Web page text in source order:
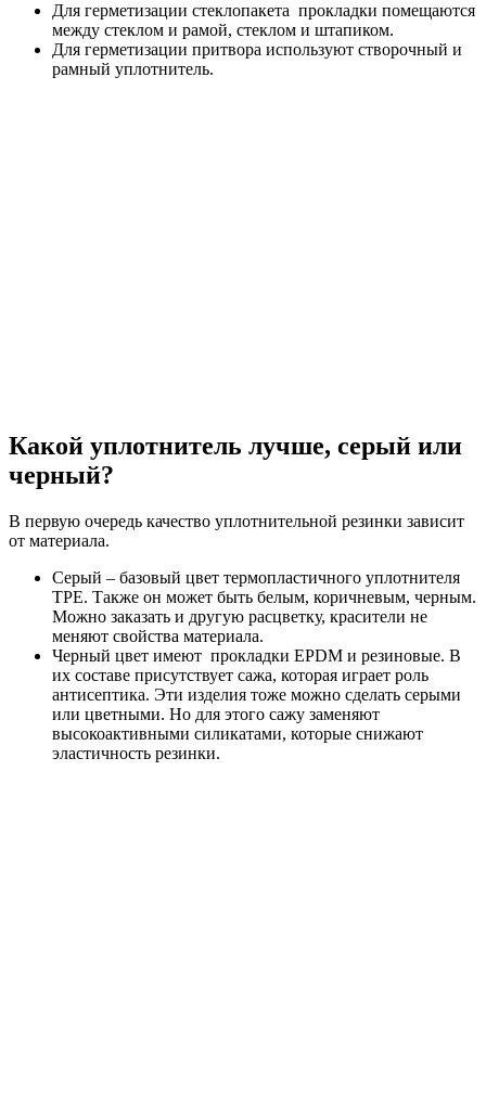
Для герметизации стеклопакета прокладки помещаются
между стеклом и рамой, стеклом и штапиком.
Для герметизации притвора используют створочный и
рамный уплотнитель.
Какой уплотнитель лучше, серый или
черный?
В первую очередь качество уплотнительной резинки зависит
от материала.
Серый – базовый цвет термопластичного уплотнителя
TPE. Также он может быть белым, коричневым, черным.
Можно заказать и другую расцветку, красители не
меняют свойства материала.
Черный цвет имеют прокладки EPDM и резиновые. В
их составе присутствует сажа, которая играет роль
антисептика. Эти изделия тоже можно сделать серыми
или цветными. Но для этого сажу заменяют
высокоактивными силикатами, которые снижают
эластичность резинки.